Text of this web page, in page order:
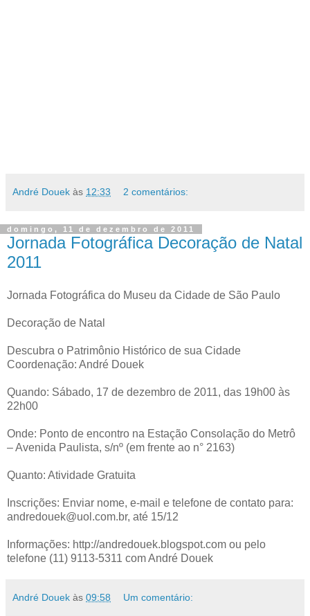
André Douek às 12:33 2 comentários:
domingo, 11 de dezembro de 2011
Jornada Fotográfica Decoração de Natal
2011
Jornada Fotográfica do Museu da Cidade de São Paulo
Decoração de Natal
Descubra o Patrimônio Histórico de sua Cidade
Coordenação: André Douek
Quando: Sábado, 17 de dezembro de 2011, das 19h00 às
22h00
Onde: Ponto de encontro na Estação Consolação do Metrô
– Avenida Paulista, s/nº (em frente ao n° 2163)
Quanto: Atividade Gratuita
Inscrições: Enviar nome, e-mail e telefone de contato para:
andredouek@uol.com.br, até 15/12
Informações: http://andredouek.blogspot.com ou pelo
telefone (11) 9113-5311 com André Douek
André Douek às 09:58 Um comentário: